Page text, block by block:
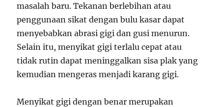
masalah baru. Tekanan berlebihan atau
penggunaan sikat dengan bulu kasar dapat
menyebabkan abrasi gigi dan gusi menurun.
Selain itu, menyikat gigi terlalu cepat atau
tidak rutin dapat meninggalkan sisa plak yang
kemudian mengeras menjadi karang gigi.
Menyikat gigi dengan benar merupakan